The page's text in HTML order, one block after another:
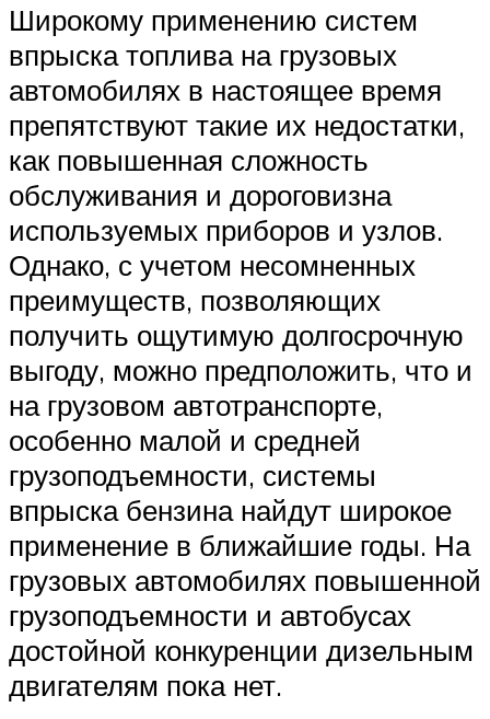
Широкому применению систем
впрыска топлива на грузовых
автомобилях в настоящее время
препятствуют такие их недостатки,
как повышенная сложность
обслуживания и дороговизна
используемых приборов и узлов.
Однако, с учетом несомненных
преимуществ, позволяющих
получить ощутимую долгосрочную
выгоду, можно предположить, что и
на грузовом автотранспорте,
особенно малой и средней
грузоподъемности, системы
впрыска бензина найдут широкое
применение в ближайшие годы. На
грузовых автомобилях повышенной
грузоподъемности и автобусах
достойной конкуренции дизельным
двигателям пока нет.